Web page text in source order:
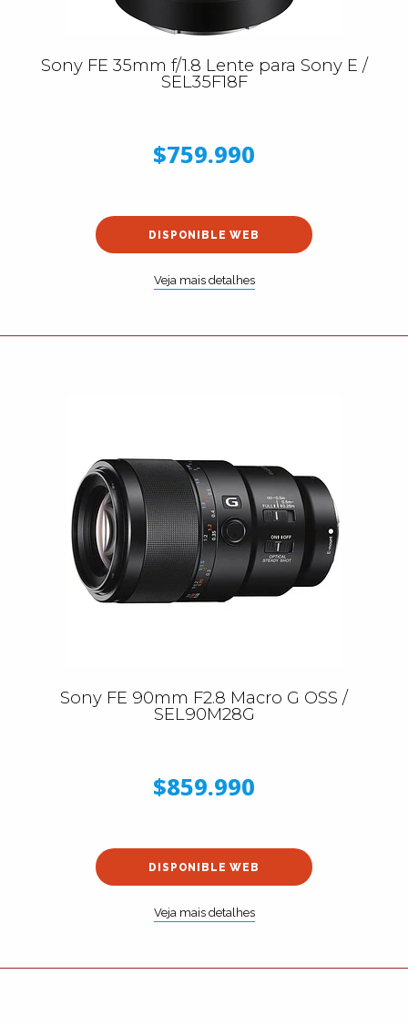
Sony FE 35mm f/1.8 Lente para Sony E /
SEL35F18F
$759.990
DISPONIBLE WEB
Veja mais detalhes
Sony FE 90mm F2.8 Macro G OSS /
SEL90M28G
$859.990
DISPONIBLE WEB
Veja mais detalhes